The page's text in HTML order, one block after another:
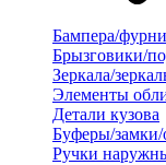
Бампера/
Брызговики/
Зеркала/
Элементы
Детали кузова
Буферы/замки/
Ручки